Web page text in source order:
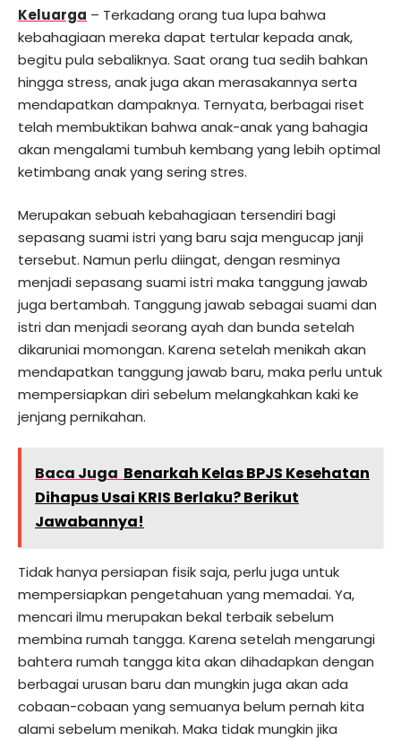
Keluarga – Terkadang orang tua lupa bahwa
kebahagiaan mereka dapat tertular kepada anak,
begitu pula sebaliknya. Saat orang tua sedih bahkan
hingga stress, anak juga akan merasakannya serta
mendapatkan dampaknya. Ternyata, berbagai riset
telah membuktikan bahwa anak-anak yang bahagia
akan mengalami tumbuh kembang yang lebih optimal
ketimbang anak yang sering stres.
Merupakan sebuah kebahagiaan tersendiri bagi
sepasang suami istri yang baru saja mengucap janji
tersebut. Namun perlu diingat, dengan resminya
menjadi sepasang suami istri maka tanggung jawab
juga bertambah. Tanggung jawab sebagai suami dan
istri dan menjadi seorang ayah dan bunda setelah
dikaruniai momongan. Karena setelah menikah akan
mendapatkan tanggung jawab baru, maka perlu untuk
mempersiapkan diri sebelum melangkahkan kaki ke
jenjang pernikahan.
Baca Juga Benarkah Kelas BPJS Kesehatan
Dihapus Usai KRIS Berlaku? Berikut
Jawabannya!
Tidak hanya persiapan fisik saja, perlu juga untuk
mempersiapkan pengetahuan yang memadai. Ya,
mencari ilmu merupakan bekal terbaik sebelum
membina rumah tangga. Karena setelah mengarungi
bahtera rumah tangga kita akan dihadapkan dengan
berbagai urusan baru dan mungkin juga akan ada
cobaan-cobaan yang semuanya belum pernah kita
alami sebelum menikah. Maka tidak mungkin jika